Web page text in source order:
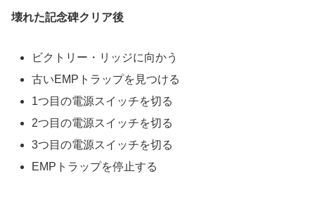
壊れた記念碑クリア後
ビクトリー・リッジに向かう
古いEMPトラップを見つける
1つ目の電源スイッチを切る
2つ目の電源スイッチを切る
3つ目の電源スイッチを切る
EMPトラップを停止する